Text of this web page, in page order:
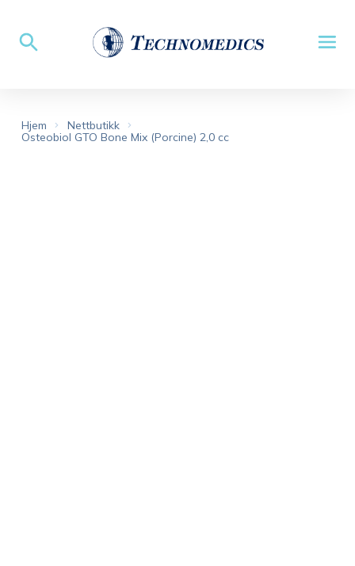
Hjem
Nettbutikk
Osteobiol GTO Bone Mix (Porcine) 2,0 cc